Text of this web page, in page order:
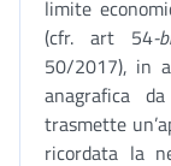
limite
(cfr. art 54-
50/2017), in
anagrafica
trasmette
ricordata la